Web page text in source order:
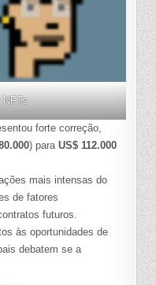
NFTs
forte correção,
) paraUS$ 112.000
mais intensas do
de fatores
futuros.
às oportunidades de
debatem se a